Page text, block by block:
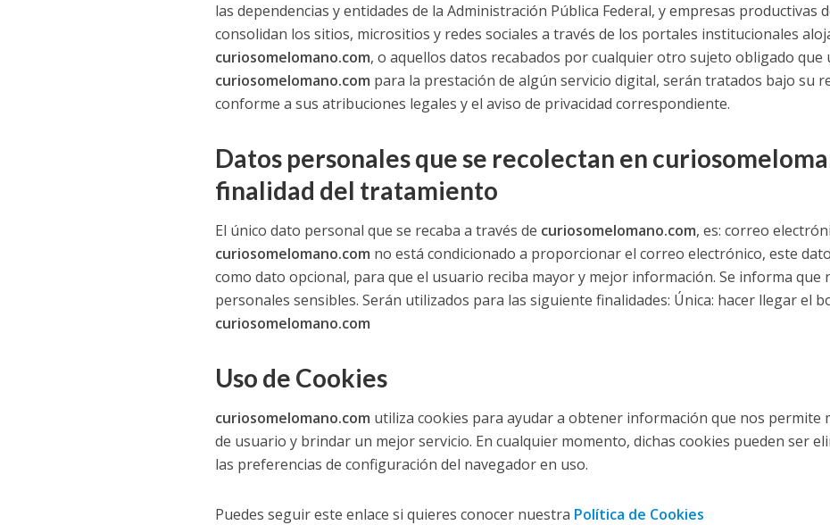
las dependencias y entidades de la Administración Pública Federal, y empresas productivas
consolidan los sitios, micrositios y redes sociales a través de los portales institucionales
curiosomelomano.com, o aquellos datos recabados por cualquier otro sujeto obligado que
curiosomelomano.com para la prestación de algún servicio digital, serán tratados bajo su
conforme a sus atribuciones legales y el aviso de privacidad correspondiente.
Datos personales que se recolectan en
finalidad del tratamiento
El único dato personal que se recaba a través de curiosomelomano.com, es: correo
curiosomelomano.com no está condicionado a proporcionar el correo electrónico, este
como dato opcional, para que el usuario reciba mayor y mejor información. Se informa que
personales sensibles. Serán utilizados para las siguiente finalidades: Única: hacer llegar el
curiosomelomano.com
Uso de Cookies
curiosomelomano.com utiliza cookies para ayudar a obtener información que nos permite
de usuario y brindar un mejor servicio. En cualquier momento, dichas cookies pueden ser
las preferencias de configuración del navegador en uso.
Puedes seguir este enlace si quieres conocer nuestra Política de Cookies